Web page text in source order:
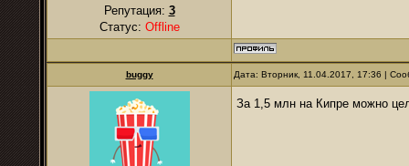
Репутация: 3
Статус: Offline
buggy Дата: Вторник, 11.04.2017, 17:36 |
За 1,5 млн на Кипре можно